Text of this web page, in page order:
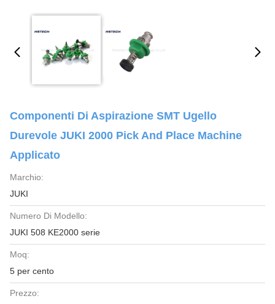
Componenti Di Aspirazione SMT Ugello
Durevole JUKI 2000 Pick And Place Machine
Applicato
Marchio:
JUKI
Numero Di Modello:
JUKI 508 KE2000 serie
Moq:
5 per cento
Prezzo: